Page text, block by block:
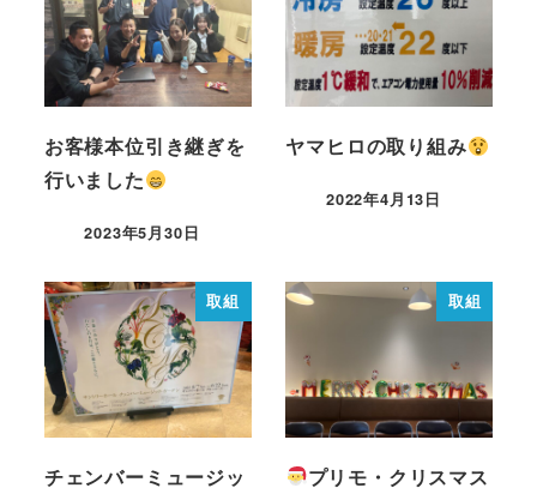
お客様本位引き継ぎを
行いました
2023年5月30日
ヤマヒロの取り組み
2022年4月13日
取組
チェンバーミュージッ
取組
プリモ・クリスマス